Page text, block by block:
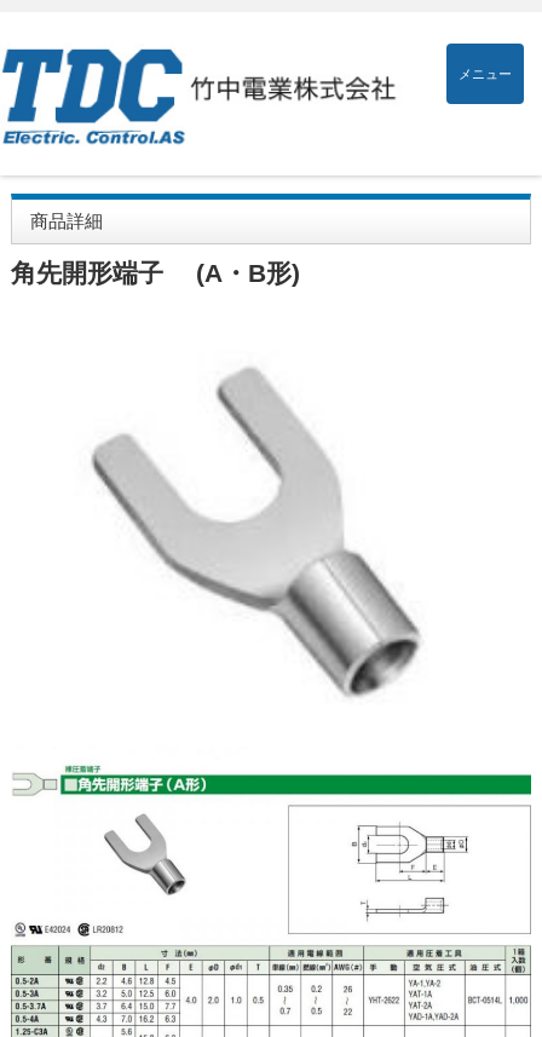
メニュー
商品詳細
角先開形端子 (A・B形)